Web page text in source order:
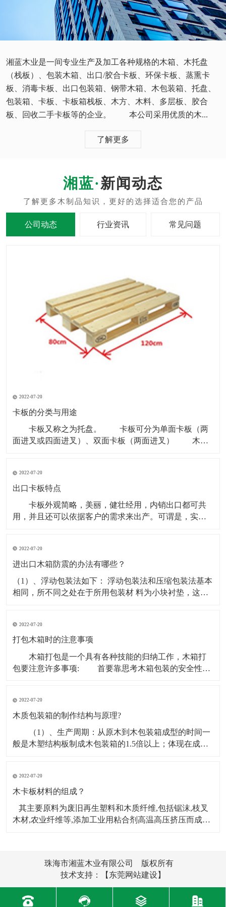
湘蓝木业是一间专业生产及加工各种规格的木箱、木托盘
（栈板）、包装木箱、出口/胶合卡板、环保卡板、蒸熏卡
板、消毒卡板、出口包装箱、钢带木箱、木包装箱、托盘、
包装箱、卡板、卡板箱栈板、木方、木料、多层板、胶合
板、回收二手卡板等的企业。 本公司采用优质的木...
了解更多
新闻动态
公司动态 行业资讯 常见问题
2022-07-20
卡板的分类与用途
卡板又称之为托盘。 卡板可分为单面卡板（两
面进叉或四面进叉）、双面卡板（两面进叉） 木卡
量不同。产品蓝色为主，其它颜色可定做。 塑料卡
板使用形式：有两面进叉也有四面进叉，适合平地使用
2022-07-20
出口卡板特点
卡板外观简略，美丽，健壮经用，内销出口都可共
用，并且还可以依据客户的需求来出产。可谓是，实用
卡板是为便利出口用的，卡板出口不需熏蒸消毒，出口
资料做出的木箱可直接出口到外地外国.因为具有其可以
2022-07-20
进出口木箱防震的办法有哪些？
（1）、浮动包装法如下： 浮动包装法和压缩包装法基本
相同，所不同之处在于所用包装材 料为小块衬垫，这些
箱的用包装材料把易碎物品填塞起来或进行加固 ，这样
可以吸收振动或冲击的能量，并将其引导到产品强度
2022-07-20
打包木箱时的注意事项
木箱打包是一个具有各种技能的归纳工作，木箱打
包要注意许多事项: 首要靠思考木箱包装的安全性和
木箱打包之前要先上门丈量标准，其非有必要查询机器
设备的底座组织，看底座是带轮子的仍是脚杯的，假定
2022-07-20
木质包装箱的制作结构与原理?
（1）、生产周期：从原木到木包装箱成型的时间一
般是木塑结构板制成木包装箱的1.5倍以上；体现在成本
变，用原木制箱10人完成的量，而用木塑结构板制箱则
只需3人即可完成，节约人工工资约70%，同时
2022-07-20
木卡板材料的组成？
其主要原料为废旧再生塑料和木质纤维,包括锯沫,枝叉
木材,农业纤维等,添加工业用粘合剂高温高压挤压而成。
木卡板的材料由珠海市湘蓝木业有限公司 版权所有
技术支持：
【东莞网站建设】